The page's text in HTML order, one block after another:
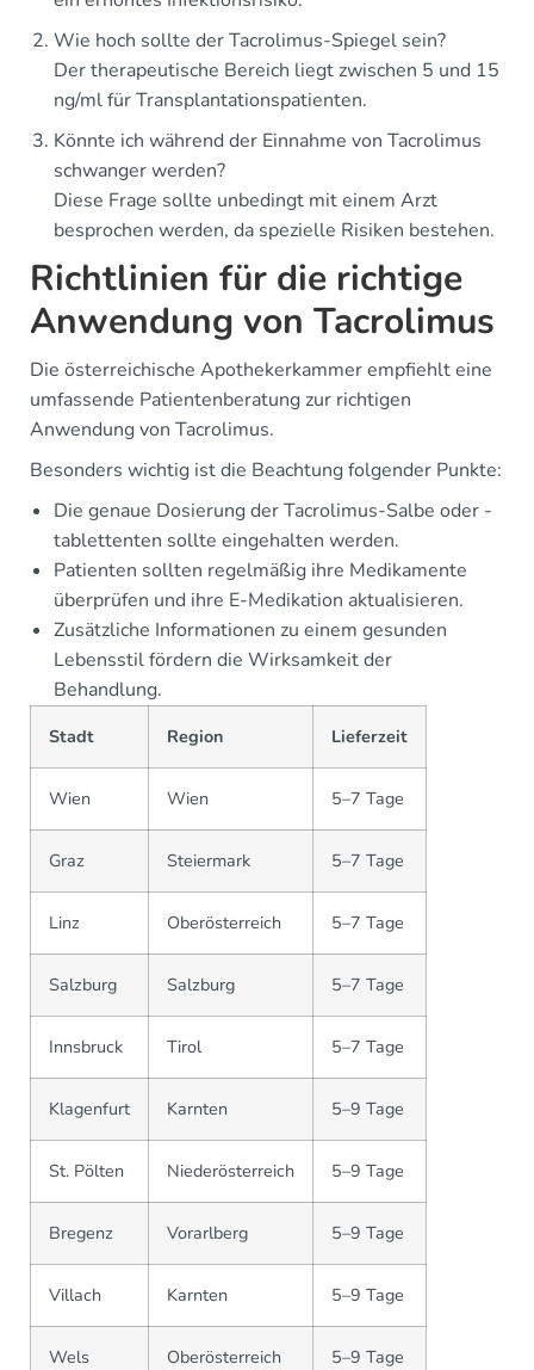
Wie hoch sollte der Tacrolimus-Spiegel sein?
Der therapeutische Bereich liegt zwischen 5 und 15
ng/ml für Transplantationspatienten.
Könnte ich während der Einnahme von Tacrolimus
schwanger werden?
Diese Frage sollte unbedingt mit einem Arzt
besprochen werden, da spezielle Risiken bestehen.
Richtlinien für die richtige
Anwendung von Tacrolimus
Die österreichische Apothekerkammer empfiehlt eine
umfassende Patientenberatung zur richtigen
Anwendung von Tacrolimus.
Besonders wichtig ist die Beachtung folgender Punkte:
Die genaue Dosierung der Tacrolimus-Salbe oder -
tablettenten sollte eingehalten werden.
Patienten sollten regelmäßig ihre Medikamente
überprüfen und ihre E-Medikation aktualisieren.
Zusätzliche Informationen zu einem gesunden
Lebensstil fördern die Wirksamkeit der
Behandlung.
Stadt Region Lieferzeit
Wien Wien 5–7 Tage
Graz Steiermark 5–7 Tage
Linz Oberösterreich 5–7 Tage
Salzburg Salzburg 5–7 Tage
Innsbruck Tir­ol 5–7 Tage
Klagenfurt Karnten 5–9 Tage
St. Pölten Niederösterreich 5–9 Tage
Bregenz Vorarlberg 5–9 Tage
Villach Karnten 5–9 Tage
Wels Oberösterreich 5–9 Tage